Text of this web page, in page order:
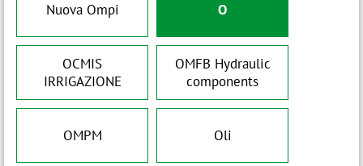
Nuova Ompi O
OCMIS
IRRIGAZIONE
OMFB Hydraulic
components
OMPM Oli